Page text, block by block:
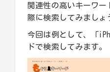
関連性の高いキーワ
際に検索してみましょ
今回は例として、「
ドで検索してみます。